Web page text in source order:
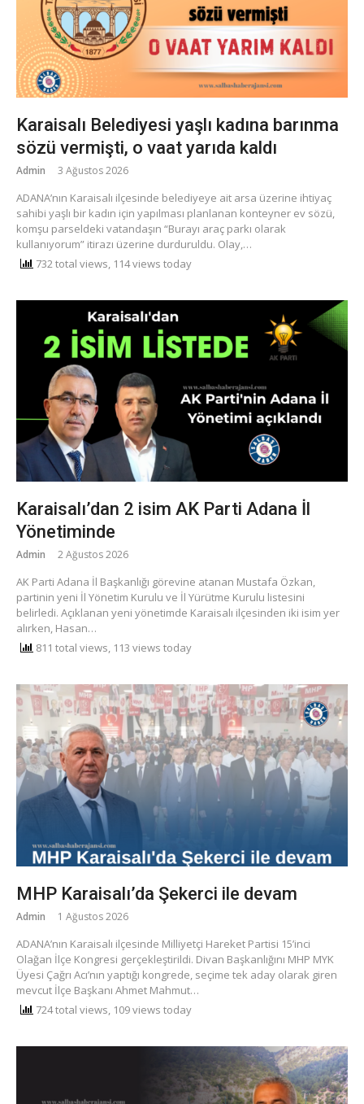
Karaisalı Belediyesi yaşlı kadına barınma
sözü vermişti, o vaat yarıda kaldı
Admin 3 Ağustos 2026
​ADANA’nın Karaisalı ilçesinde belediyeye ait arsa üzerine ihtiyaç
sahibi yaşlı bir kadın için yapılması planlanan konteyner ev sözü,
komşu parseldeki vatandaşın “Burayı araç parkı olarak
kullanıyorum” itirazı üzerine durduruldu. ​Olay,…
732 total views, 114 views today
Karaisalı’dan 2 isim AK Parti Adana İl
Yönetiminde
Admin 2 Ağustos 2026
AK Parti Adana İl Başkanlığı görevine atanan Mustafa Özkan,
partinin yeni İl Yönetim Kurulu ve İl Yürütme Kurulu listesini
belirledi. Açıklanan yeni yönetimde Karaisalı ilçesinden iki isim yer
alırken, Hasan…
811 total views, 113 views today
MHP Karaisalı’da Şekerci ile devam
Admin 1 Ağustos 2026
​ADANA’nın Karaisalı ilçesinde Milliyetçi Hareket Partisi 15’inci
Olağan İlçe Kongresi gerçekleştirildi. Divan Başkanlığını MHP MYK
Üyesi Çağrı Acı’nın yaptığı kongrede, seçime tek aday olarak giren
mevcut İlçe Başkanı Ahmet Mahmut…
724 total views, 109 views today